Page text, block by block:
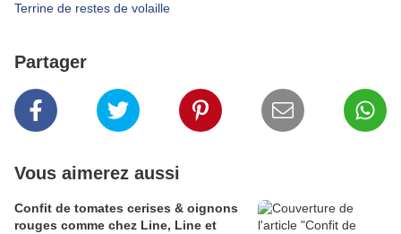
Terrine de restes de volaille
Partager
Vous aimerez aussi
Confit de tomates cerises & oignons
rouges comme chez Line, Line et